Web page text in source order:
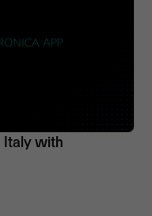
Italy with